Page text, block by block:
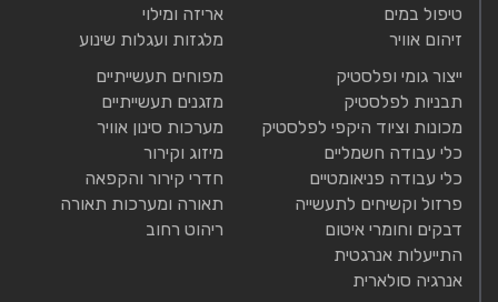
טיפול במים
זיהום אוויר
אריזה ומילוי
מלגזות ועגלות שינוע
ייצור גומי ופלסטיק
תבניות לפלסטיק
מכונות וציוד היקפי לפלסטיק
כלי עבודה חשמליים
כלי עבודה פניאומטיים
פרזול וקשיחים לתעשייה
דבקים וחומרי איטום
התייעלות אנרגטית
אנרגיה סולארית
מפוחים תעשייתיים
מזגנים תעשייתיים
מערכות סינון אוויר
מיזוג וקירור
חדרי קירור והקפאה
תאורה ומערכות תאורה
ריהוט רחוב